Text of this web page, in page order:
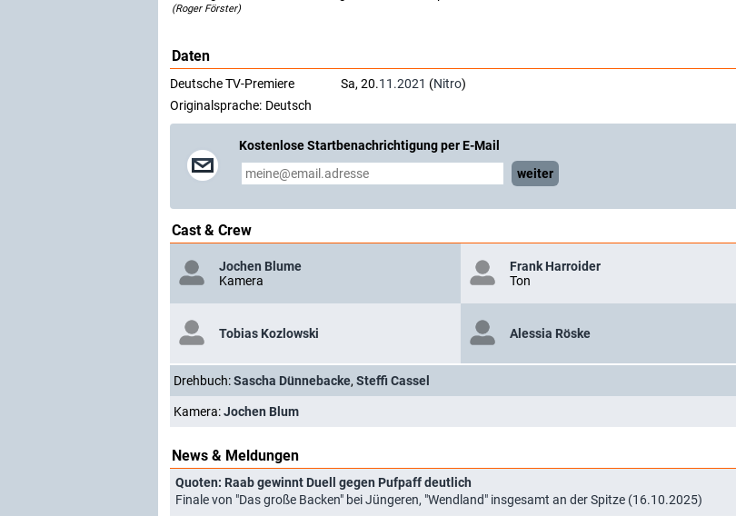
(Roger Förster)
Daten
Deutsche TV-Premiere Sa, 20.11.2021 (Nitro)
Originalsprache: Deutsch
Kostenlose Startbenachrichtigung per E-Mail
weiter
Cast & Crew
Jochen Blume
Kamera
Frank Harroider
Ton
Tobias Kozlowski Alessia Röske
Drehbuch:Sascha Dünnebacke, Steffi Cassel
Kamera:Jochen Blum
News & Meldungen
Quoten: Raab gewinnt Duell gegen Pufpaff deutlich
Finale von "Das große Backen" bei Jüngeren, "Wendland" insgesamt an der Spitze (16.10.2025)